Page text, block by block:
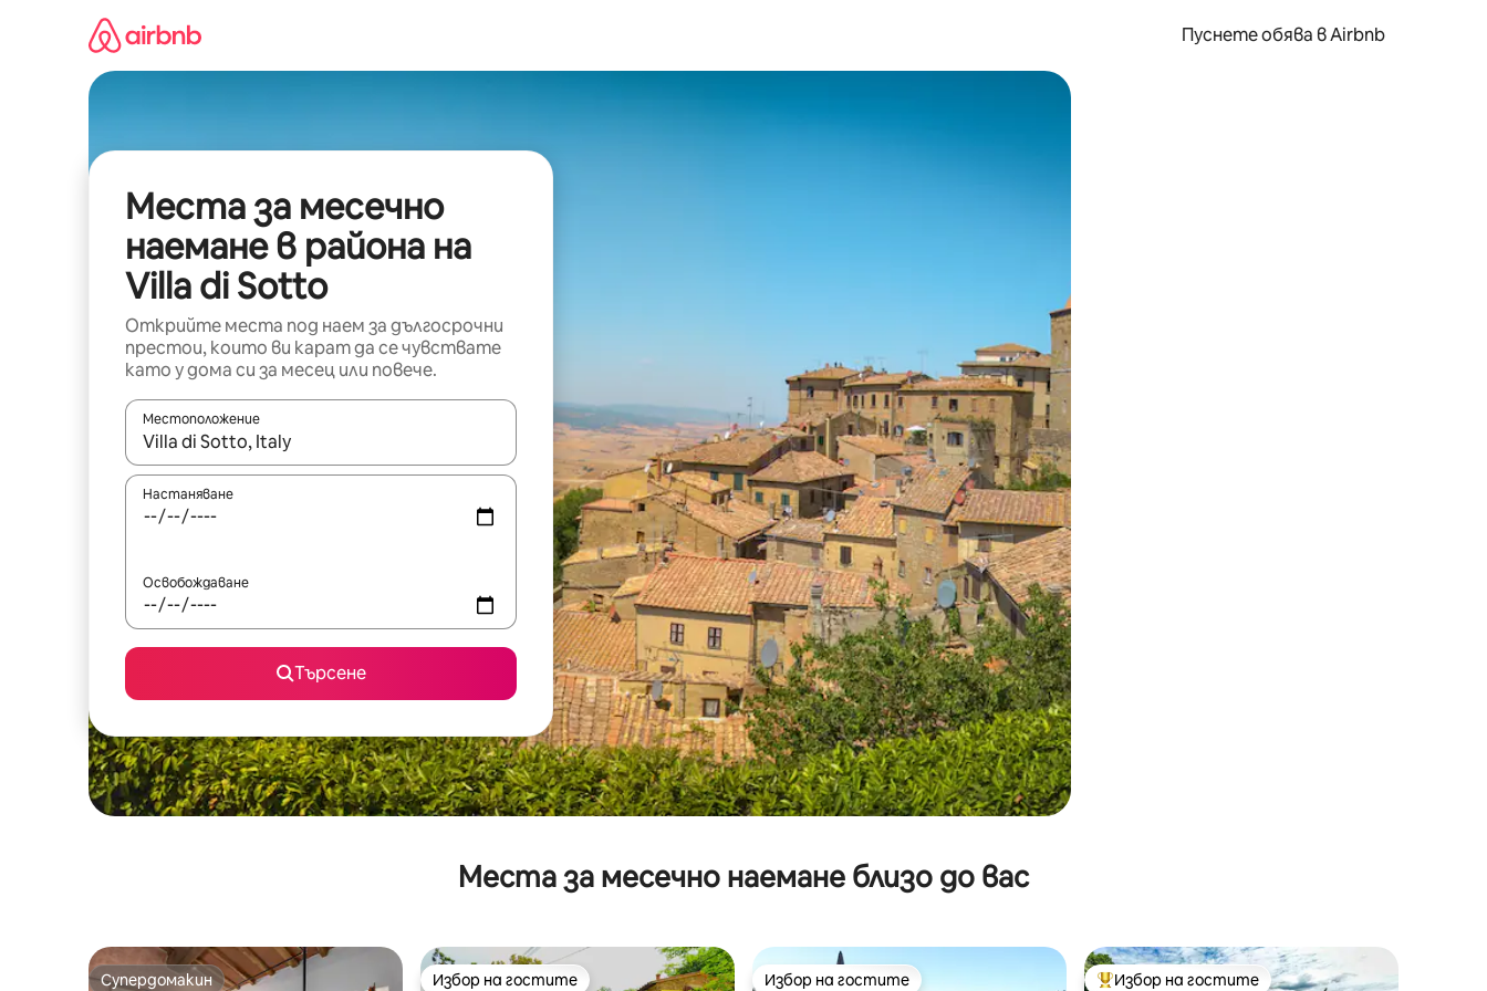
съдържанието
Пуснете обява в Airbnb
Места за месечно
наемане в района на
Villa di Sotto
Открийте места под наем за дългосрочни
престои, които ви карат да се чувствате
като у дома си за месец или повече.
Местоположение
Когато резултатите се покажат, използвайте клавишите със стрелки нагоре и надолу или навигирайте с докосване или плъзгане.
Настаняване
Освобождаване
Търсене
Места за месечно наемане близо до вас
Супердомакин Избор на гостите Избор на гостите Избор на гостите